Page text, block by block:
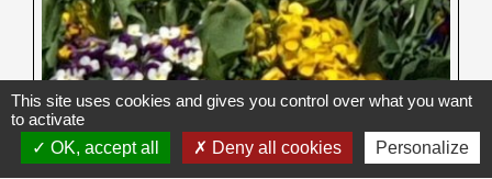
This site uses cookies and gives you control over what you want
to activate
OK, accept all
Deny all cookies Personalize